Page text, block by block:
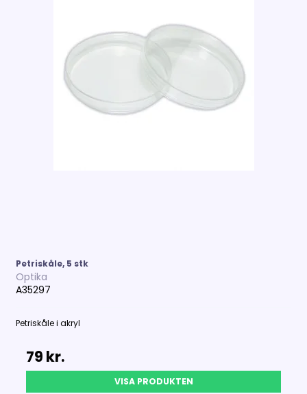
Petriskåle, 5 stk
Optika
A35297
Petriskåle i akryl
79 kr.
VISA PRODUKTEN